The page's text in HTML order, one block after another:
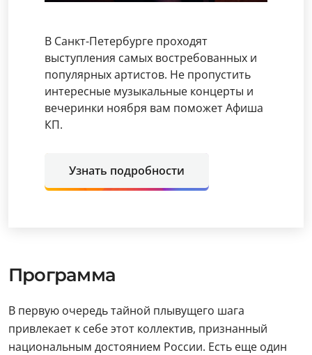
В Санкт-Петербурге проходят
выступления самых востребованных и
популярных артистов. Не пропустить
интересные музыкальные концерты и
вечеринки ноября вам поможет Афиша
КП.
Узнать подробности
Программа
В первую очередь тайной плывущего шага
привлекает к себе этот коллектив, признанный
национальным достоянием России. Есть еще один